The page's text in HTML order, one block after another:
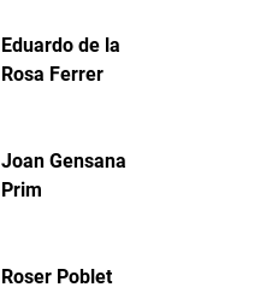
Eduardo de la
Rosa Ferrer
Joan Gensana
Prim
Roser Poblet